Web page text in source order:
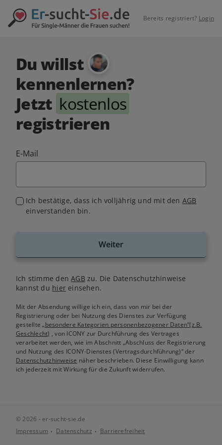
Bereits registriert? Login
Du willst
kennenlernen?
Jetzt kostenlos
registrieren
E-Mail
Ich bestätige, dass ich volljährig und mit den AGB
einverstanden bin.
Weiter
Ich stimme denAGB zu. Die Datenschutzhinweise
kannst du hiereinsehen.
Mit der Absendung willige ich ein, dass von mir bei der
Registrierung oder bei Nutzung des Dienstes zur Verfügung
gestellte„besondere Kategorien personenbezogener Daten“(z.B.
Geschlecht) , von ICONY zur Durchführung des Vertrages
verarbeitet werden, wie im Abschnitt „Abschluss der Registrierung
und Nutzung des ICONY-Dienstes (Vertragsdurchführung)“ der
Datenschutzhinweise näher beschrieben. Diese Einwilligung kann
ich jederzeit mit Wirkung für die Zukunft widerrufen.
© 2026 - er-sucht-sie.de
Impressum
Datenschutz Barrierefreiheit